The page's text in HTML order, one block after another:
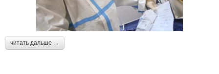
читать дальше →